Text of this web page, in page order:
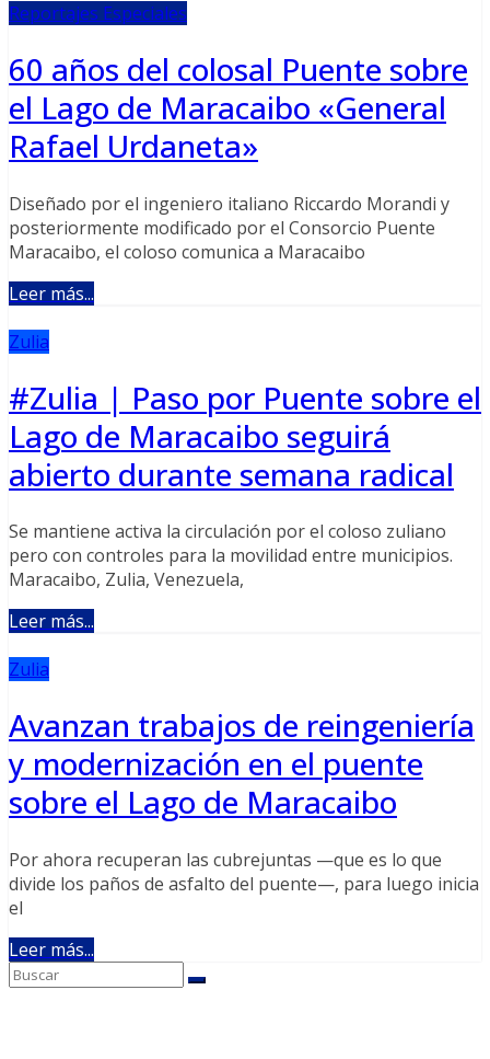
Reportajes Especiales
60 años del colosal Puente sobre
el Lago de Maracaibo «General
Rafael Urdaneta»
Diseñado por el ingeniero italiano Riccardo Morandi y
posteriormente modificado por el Consorcio Puente
Maracaibo, el coloso comunica a Maracaibo
Leer más...
Zulia
#Zulia | Paso por Puente sobre el
Lago de Maracaibo seguirá
abierto durante semana radical
Se mantiene activa la circulación por el coloso zuliano
pero con controles para la movilidad entre municipios.
Maracaibo, Zulia, Venezuela,
Leer más...
Zulia
Avanzan trabajos de reingeniería
y modernización en el puente
sobre el Lago de Maracaibo
Por ahora recuperan las cubrejuntas —que es lo que
divide los paños de asfalto del puente—, para luego inicia
el
Leer más...